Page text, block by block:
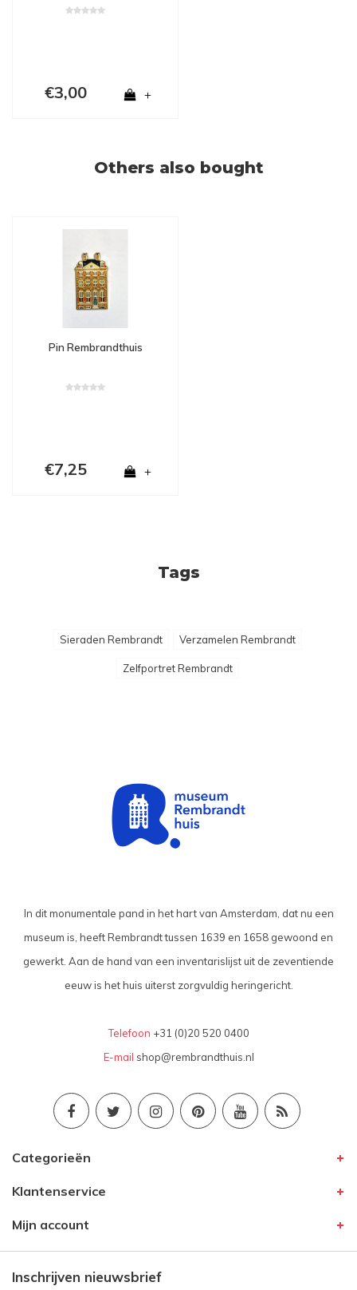
€3,00 +
Others also bought
Pin Rembrandthuis
€7,25 +
Tags
Sieraden Rembrandt Verzamelen Rembrandt
Zelfportret Rembrandt
In dit monumentale pand in het hart van Amsterdam, dat nu een
museum is, heeft Rembrandt tussen 1639 en 1658 gewoond en
gewerkt. Aan de hand van een inventarislijst uit de zeventiende
eeuw is het huis uiterst zorgvuldig heringericht.
Telefoon +31 (0)20 520 0400
E-mail shop@rembrandthuis.nl
Categorieën
Klantenservice
Mijn account
Inschrijven nieuwsbrief